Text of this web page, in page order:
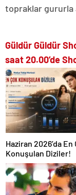
topraklar gururla
Güldür Güldür
saat 20.00’de
Haziran 2026’da En
Konuşulan Diziler!